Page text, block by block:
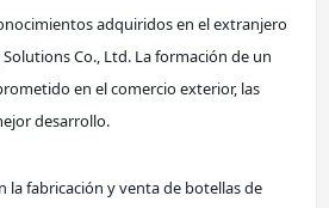
adquiridos en el extranjero
Co., Ltd. La formación de un
en el comercio exterior, las
desarrollo.
la fabricación y venta de botellas de